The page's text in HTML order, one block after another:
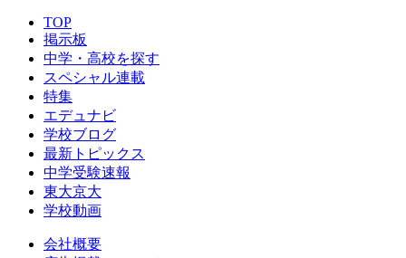
TOP
掲示板
中学・高校を探す
スペシャル連載
特集
エデュナビ
学校ブログ
最新トピックス
中学受験速報
東大京大
学校動画
会社概要